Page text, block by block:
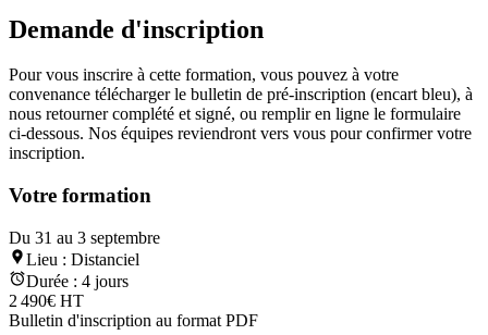
Demande d'inscription
Pour vous inscrire à cette formation, vous pouvez à votre
convenance télécharger le bulletin de pré-inscription (encart bleu), à
nous retourner complété et signé, ou remplir en ligne le formulaire
ci-dessous. Nos équipes reviendront vers vous pour confirmer votre
inscription.
Votre formation
Du 31 au 3 septembre
Lieu : Distanciel
Durée : 4 jours
2 490€ HT
Bulletin d'inscription au format PDF